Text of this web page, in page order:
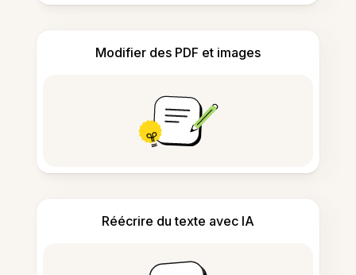
Modifier des PDF et images
Réécrire du texte avec IA